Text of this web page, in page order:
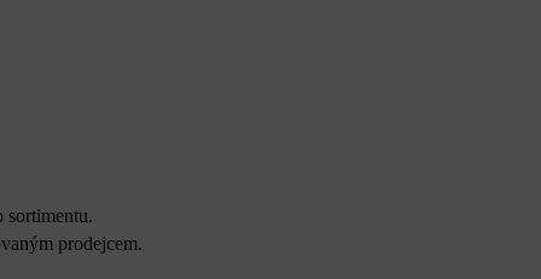
sortimentu.
prodejcem.